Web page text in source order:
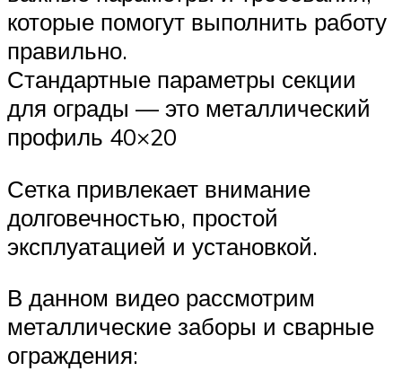
которые помогут выполнить работу
правильно.
Стандартные параметры секции
для ограды — это металлический
профиль 40×20
Сетка привлекает внимание
долговечностью, простой
эксплуатацией и установкой.
В данном видео рассмотрим
металлические заборы и сварные
ограждения: